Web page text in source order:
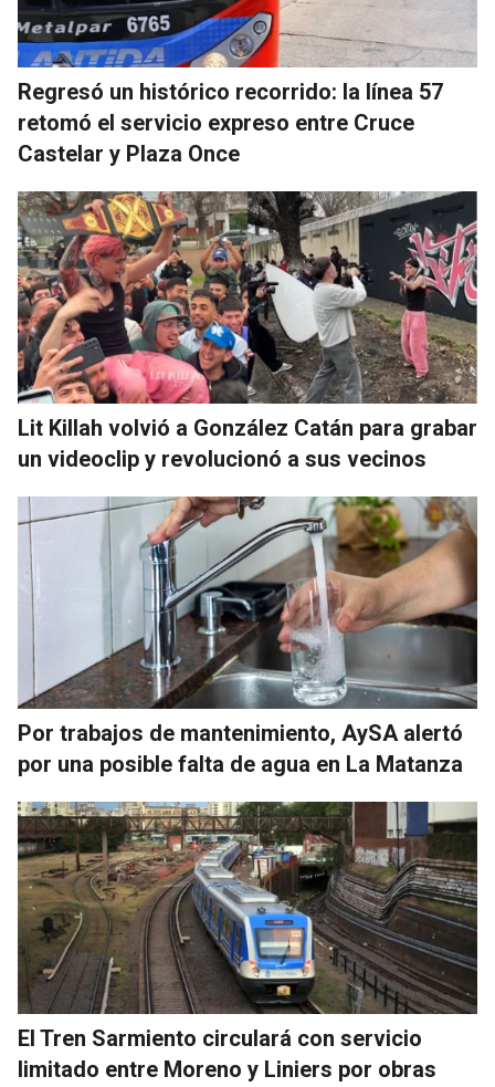
Regresó un histórico recorrido: la línea 57
retomó el servicio expreso entre Cruce
Castelar y Plaza Once
Lit Killah volvió a González Catán para grabar
un videoclip y revolucionó a sus vecinos
Por trabajos de mantenimiento, AySA alertó
por una posible falta de agua en La Matanza
El Tren Sarmiento circulará con servicio
limitado entre Moreno y Liniers por obras